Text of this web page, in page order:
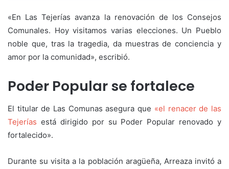
«En Las Tejerías avanza la renovación de los Consejos
Comunales. Hoy visitamos varias elecciones. Un Pueblo
noble que, tras la tragedia, da muestras de conciencia y
amor por la comunidad», escribió.
Poder Popular se fortalece
El titular de Las Comunas asegura que «el renacer de las
Tejerías está dirigido por su Poder Popular renovado y
fortalecido».
Durante su visita a la población aragüeña, Arreaza invitó a